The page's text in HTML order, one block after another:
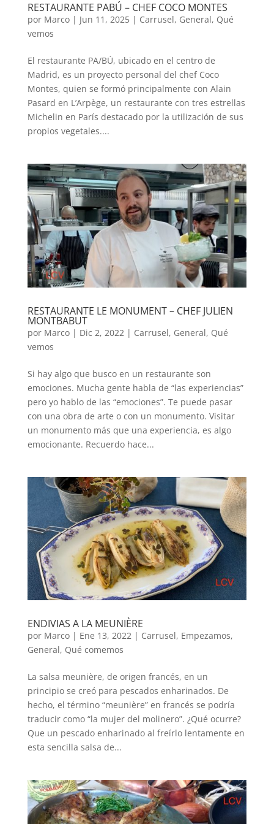
RESTAURANTE PABÚ – CHEF COCO MONTES
por Marco| Jun 11, 2025| Carrusel, General, Qué
vemos
El restaurante PA/BÚ, ubicado en el centro de
Madrid, es un proyecto personal del chef Coco
Montes, quien se formó principalmente con Alain
Pasard en L’Arpège, un restaurante con tres estrellas
Michelin en París destacado por la utilización de sus
propios vegetales....
RESTAURANTE LE MONUMENT – CHEF JULIEN
MONTBABUT
por Marco| Dic 2, 2022| Carrusel, General, Qué
vemos
Si hay algo que busco en un restaurante son
emociones. Mucha gente habla de “las experiencias”
pero yo hablo de las “emociones”. Te puede pasar
con una obra de arte o con un monumento. Visitar
un monumento más que una experiencia, es algo
emocionante. Recuerdo hace...
ENDIVIAS A LA MEUNIÈRE
por Marco| Ene 13, 2022| Carrusel, Empezamos,
General, Qué comemos
La salsa meunière, de origen francés, en un
principio se creó para pescados enharinados. De
hecho, el término “meunière” en francés se podría
traducir como “la mujer del molinero”. ¿Qué ocurre?
Que un pescado enharinado al freírlo lentamente en
esta sencilla salsa de...